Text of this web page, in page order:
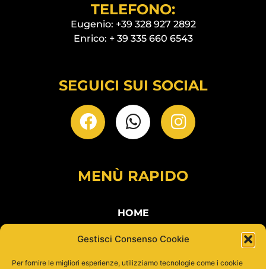
Gestisci Consenso Cookie
Per fornire le migliori esperienze, utilizziamo tecnologie come i cookie
TELEFONO:
Eugenio: +39 328 927 2892
Enrico: + 39 335 660 6543
SEGUICI SUI SOCIAL
MENÙ RAPIDO
HOME
LOCALI E BIRRIFICI
BAND